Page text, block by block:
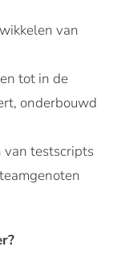
van
tot in de
onderbouwd
van testscripts